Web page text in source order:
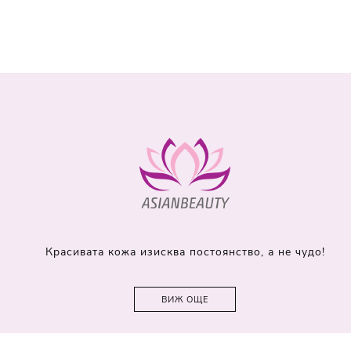
Красивата кожа изисква постоянство, а не чудо!
ВИЖ ОЩЕ